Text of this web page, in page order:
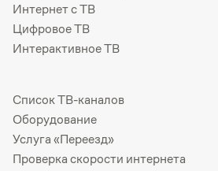
Интернет с ТВ
Цифровое ТВ
Интерактивное ТВ
Список ТВ-каналов
Оборудование
Услуга «Переезд»
Проверка скорости интернета